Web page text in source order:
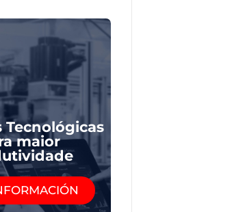
Tecnológicas
maior